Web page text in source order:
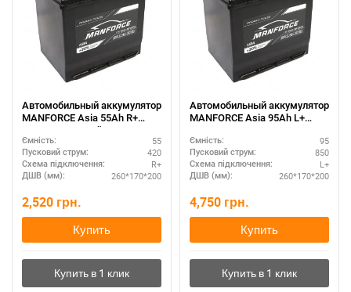
Автомобильный аккумулятор
MANFORCE Asia 55Ah R+
SMF – азиатский стандарт
Ємність: 55
Пусковий струм: 420
Схема підключення: R+
ДШВ (мм): 260*170*200
2,520 грн.
Купить
Автомобильный аккумулятор
MANFORCE Asia 95Ah L+
Ємність: 95
Пусковий струм: 850
Схема підключення: L+
ДШВ (мм): 260*170*200
4,750 грн.
Купить